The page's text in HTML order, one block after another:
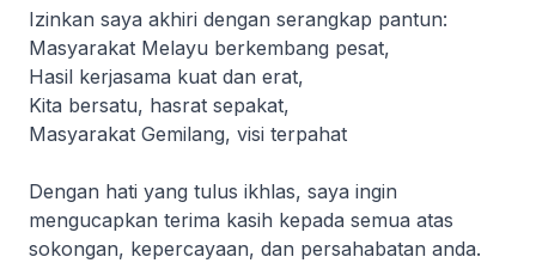
Izinkan saya akhiri dengan serangkap pantun:
Masyarakat Melayu berkembang pesat,
Hasil kerjasama kuat dan erat,
Kita bersatu, hasrat sepakat,
Masyarakat Gemilang, visi terpahat
Dengan hati yang tulus ikhlas, saya ingin
mengucapkan terima kasih kepada semua atas
sokongan, kepercayaan, dan persahabatan anda.